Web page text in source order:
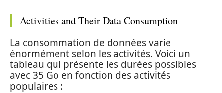
Activities and Their Data Consumption
La consommation de données varie
énormément selon les activités. Voici un
tableau qui présente les durées possibles
avec 35 Go en fonction des activités
populaires :